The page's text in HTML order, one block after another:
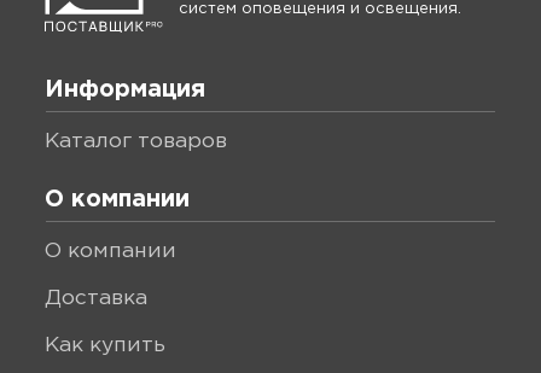
систем оповещения и освещения.
Информация
каталог товаров
О компании
о компании
доставка
как купить